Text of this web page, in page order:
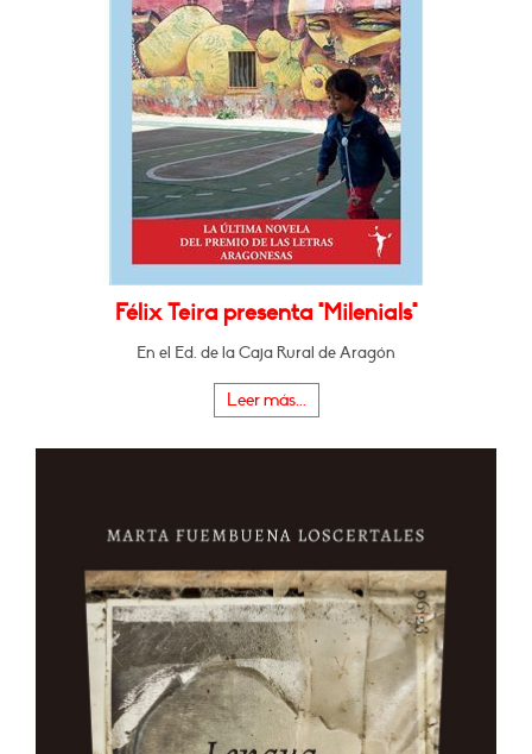
Félix Teira presenta "Milenials"
En el Ed. de la Caja Rural de Aragón
Leer más...